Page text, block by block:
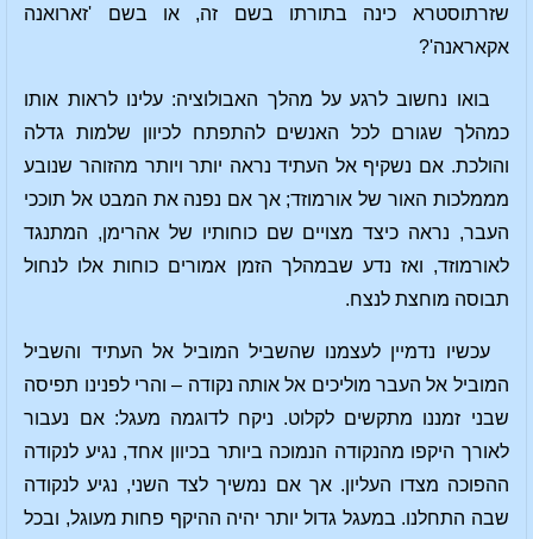
שזרתוסטרא כינה בתורתו בשם זה, או בשם 'זארואנה
אקאראנה'?
בואו נחשוב לרגע על מהלך האבולוציה: עלינו לראות אותו
כמהלך שגורם לכל האנשים להתפתח לכיוון שלמות גדלה
והולכת. אם נשקיף אל העתיד נראה יותר ויותר מהזוהר שנובע
מממלכות האור של אורמוזד; אך אם נפנה את המבט אל תוככי
העבר, נראה כיצד מצויים שם כוחותיו של אהרימן, המתנגד
לאורמוזד, ואז נדע שבמהלך הזמן אמורים כוחות אלו לנחול
תבוסה מוחצת לנצח.
עכשיו נדמיין לעצמנו שהשביל המוביל אל העתיד והשביל
המוביל אל העבר מוליכים אל אותה נקודה – והרי לפנינו תפיסה
שבני זמננו מתקשים לקלוט. ניקח לדוגמה מעגל: אם נעבור
לאורך היקפו מהנקודה הנמוכה ביותר בכיוון אחד, נגיע לנקודה
ההפוכה מצדו העליון. אך אם נמשיך לצד השני, נגיע לנקודה
שבה התחלנו. במעגל גדול יותר יהיה ההיקף פחות מעוגל, ובכל